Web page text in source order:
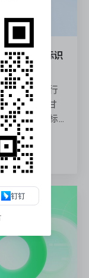
关键字段标识
的规划、执行
Project 对甘
关键字段标
了优化，助力
保项目按计
钉钉